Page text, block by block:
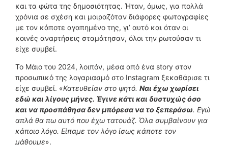
και τα φώτα της δημοσιότητας. Ήταν, όμως, για πολλά
χρόνια σε σχέση και μοιραζόταν διάφορες φωτογραφίες
με τον κάποτε αγαπημένο της, γι’ αυτό και όταν οι
κοινές αναρτήσεις σταμάτησαν, όλοι την ρωτούσαν τι
είχε συμβεί.
Το Μάιο του 2024, λοιπόν, μέσα από ένα story στον
προσωπικό της λογαριασμό στο Instagram ξεκαθάρισε τι
είχε συμβεί. «Κατευθείαν στο ψητό. Ναι έχω χωρίσει
εδώ και λίγους μήνες. Έγινε κάτι και δυστυχώς όσο
και να προσπάθησα δεν μπόρεσα να το ξεπεράσω. Εγώ
απλά θα πω αυτό που έχω τατουάζ. Όλα συμβαίνουν για
κάποιο λόγο. Είπαμε τον λόγο ίσως κάποτε τον
μάθουμε».